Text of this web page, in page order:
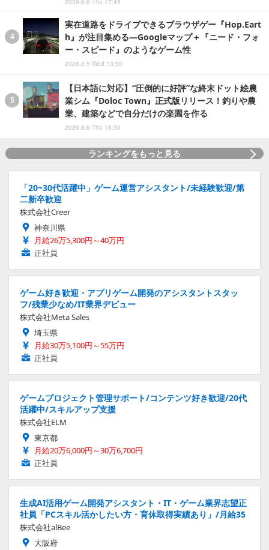
2026.8.6 Thu 17:45
実在道路をドライブできるブラウザゲー『Hop.Eart
h』が注目集める―Googleマップ＋『ニード・フォ
ー・スピード』のようなゲーム性
2026.8.5 Wed 13:50
【日本語に対応】“圧倒的に好評”な終末ドット絵農
業シム『Doloc Town』正式版リリース！釣りや農
業、建築などで自分だけの楽園を作る
2026.8.6 Thu 18:30
ランキングをもっと見る
「20~30代活躍中」ゲーム運営アシスタント/未経験歓迎/第
二新卒歓迎
株式会社Creer
神奈川県
月給26万5,300円～40万円
正社員
ゲーム好き歓迎・アプリゲーム開発のアシスタントスタッ
フ/残業少なめ/IT業界デビュー
株式会社Meta Sales
埼玉県
月給30万5,100円～55万円
正社員
ゲームプロジェクト管理サポート/コンテンツ好き歓迎/20代
活躍中/スキルアップ支援
株式会社ELM
東京都
月給20万6,000円～30万6,700円
正社員
生成AI活用ゲーム開発アシスタント・IT・ゲーム業界志望正
社員「PCスキル活かしたい方・育休取得実績あり」/月給35
株式会社alBee
大阪府